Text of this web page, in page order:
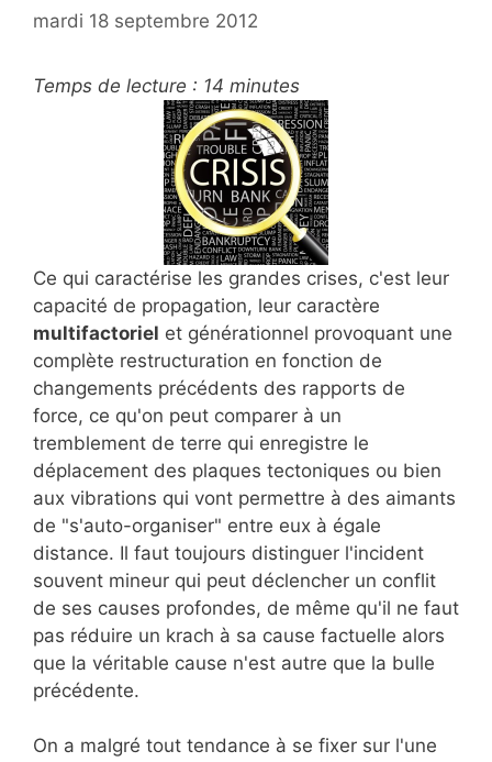
mardi 18 septembre 2012
Temps de lecture : 14 minutes
Ce qui caractérise les grandes crises, c'est leur
capacité de propagation, leur caractère
multifactoriel et générationnel provoquant une
complète restructuration en fonction de
changements précédents des rapports de
force, ce qu'on peut comparer à un
tremblement de terre qui enregistre le
déplacement des plaques tectoniques ou bien
aux vibrations qui vont permettre à des aimants
de "s'auto-organiser" entre eux à égale
distance. Il faut toujours distinguer l'incident
souvent mineur qui peut déclencher un conflit
de ses causes profondes, de même qu'il ne faut
pas réduire un krach à sa cause factuelle alors
que la véritable cause n'est autre que la bulle
précédente.
On a malgré tout tendance à se fixer sur l'une